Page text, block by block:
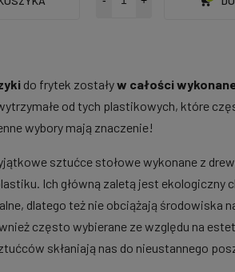
do frytek zostaływ całości
od tych plastikowych, które
wybory mają znaczenie!
sztućce stołowe wykonane z
Ich główną zaletą jest
dlatego też nie obciążają
często wybierane ze względu na
skłaniają nas do nieustannego